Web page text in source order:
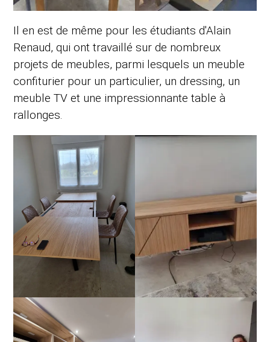
Il en est de même pour les étudiants d'Alain
Renaud, qui ont travaillé sur de nombreux
projets de meubles, parmi lesquels un meuble
confiturier pour un particulier, un dressing, un
meuble TV et une impressionnante table à
rallonges.